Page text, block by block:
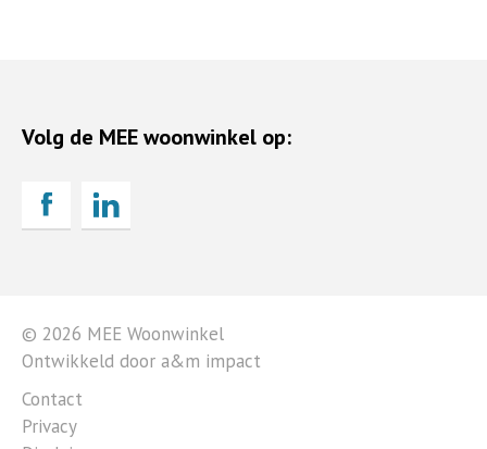
Volg de MEE woonwinkel op:
© 2026 MEE Woonwinkel
Ontwikkeld door a&m impact
Contact
Privacy